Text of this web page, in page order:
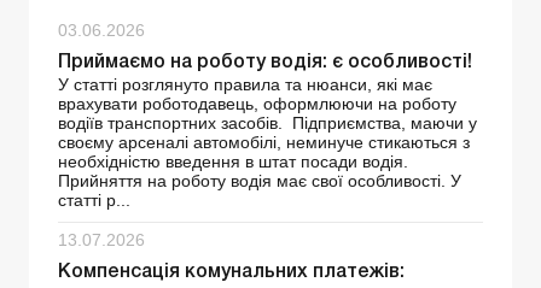
03.06.2026
Приймаємо на роботу водія: є особливості!
У статті розглянуто правила та нюанси, які має
врахувати роботодавець, оформлюючи на роботу
водіїв транспортних засобів. Підприємства, маючи у
своєму арсеналі автомобілі, неминуче стикаються з
необхідністю введення в штат посади водія.
Прийняття на роботу водія має свої особливості. У
статті р...
13.07.2026
Компенсація комунальних платежів: